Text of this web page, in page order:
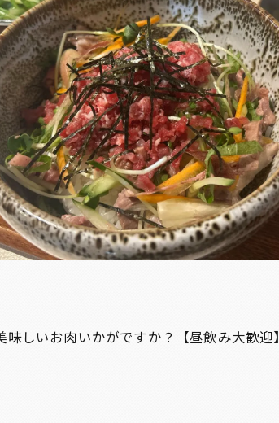
しいお肉いかがですか？【昼飲み大歓迎】